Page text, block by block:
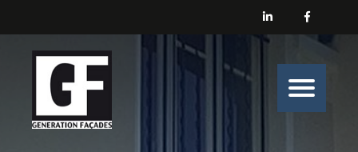
Générations Façades
Nos prestations